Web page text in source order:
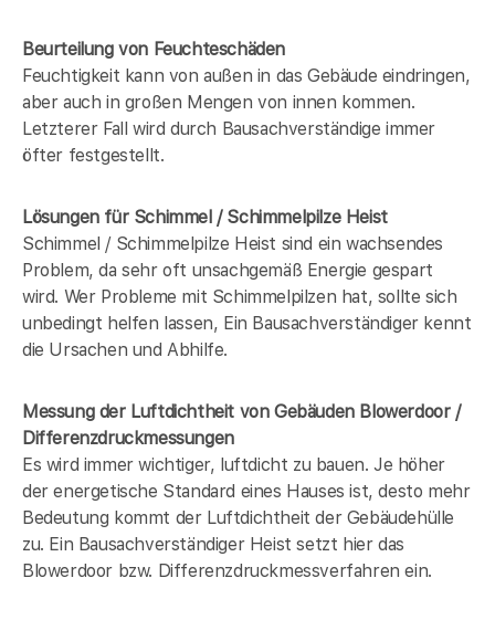
Beurteilung von Feuchteschäden
Feuchtigkeit kann von außen in das Gebäude eindringen,
aber auch in großen Mengen von innen kommen.
Letzterer Fall wird durch Bausachverständige immer
öfter festgestellt.
Lösungen für Schimmel / Schimmelpilze Heist
Schimmel / Schimmelpilze Heist sind ein wachsendes
Problem, da sehr oft unsachgemäß Energie gespart
wird. Wer Probleme mit Schimmelpilzen hat, sollte sich
unbedingt helfen lassen, Ein Bausachverständiger kennt
die Ursachen und Abhilfe.
Messung der Luftdichtheit von Gebäuden Blowerdoor /
Differenzdruckmessungen
Es wird immer wichtiger, luftdicht zu bauen. Je höher
der energetische Standard eines Hauses ist, desto mehr
Bedeutung kommt der Luftdichtheit der Gebäudehülle
zu. Ein Bausachverständiger Heist setzt hier das
Blowerdoor bzw. Differenzdruckmessverfahren ein.